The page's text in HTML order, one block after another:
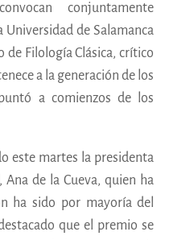
conjuntamente
de Salamanca
de Filología Clásica, crítico
a la generación de los
a comienzos de los
este martes la presidenta
de la Cueva, quien ha
ha sido por mayoría del
que el premio se